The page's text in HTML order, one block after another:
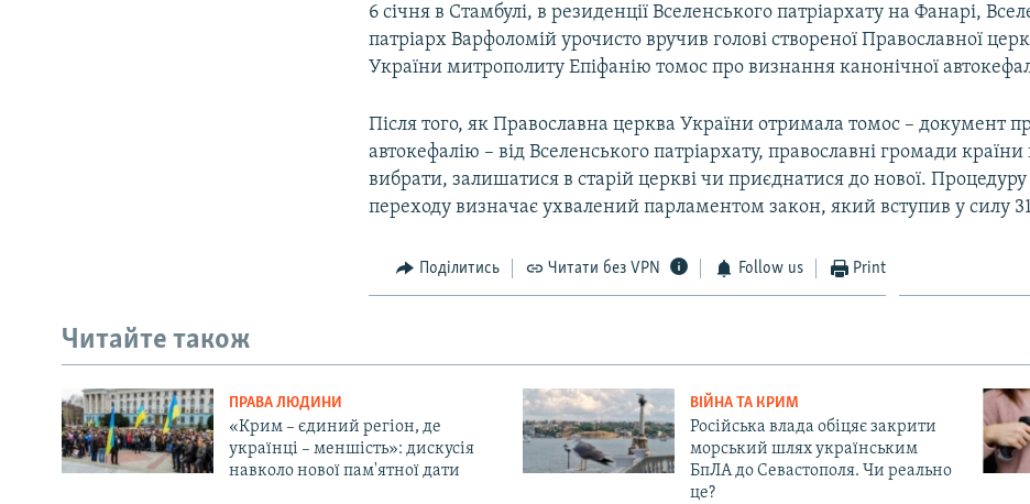
6 січня в Стамбулі, в резиденції Вселенського патріархату на Фанарі,
патріарх Варфоломій урочисто вручив голові створеної Православної
України митрополиту Епіфанію томос про визнання канонічної
Після того, як Православна церква України отримала томос – документ
автокефалію – від Вселенського патріархату, православні громади
вибрати, залишатися в старій церкві чи приєднатися до нової. Процедуру
переходу визначає ухвалений парламентом закон, який вступив у силу
Поділитись Читати без VPN Follow us Print
Читайте також
ПРАВА ЛЮДИНИ
«Крим – єдиний регіон, де
українці – меншість»: дискусія
навколо нової пам'ятної дати
ВІЙНА ТА КРИМ
Російська влада обіцяє закрити
морський шлях українським
БпЛА до Севастополя. Чи реально
це?